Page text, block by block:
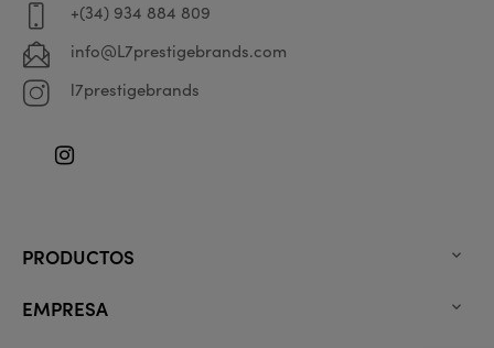
+(34) 934 884 809
info@L7prestigebrands.com
l7prestigebrands
Instagram
PRODUCTOS 
EMPRESA 